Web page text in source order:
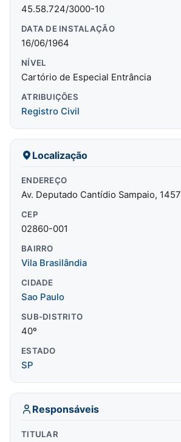
45.58.724/3000-10
DATA DE INSTALAÇÃO
16/06/1964
NÍVEL
Cartório de Especial Entrância
ATRIBUIÇÕES
Registro Civil
Localização
ENDEREÇO
Av. Deputado Cantídio Sampaio, 1457
CEP
02860-001
BAIRRO
Vila Brasilândia
CIDADE
Sao Paulo
SUB-DISTRITO
40º
ESTADO
SP
Responsáveis
TITULAR